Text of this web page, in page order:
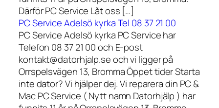
Därför PC Service Låt oss […]
PC Service Adelsö kyrka Tel 08 37 21 00
PC Service Adelsö kyrka PC Service har
Telefon 08 37 21 00 och E-post
kontakt@datorhjalp.se och vi ligger på
Orrspelsvägen 13, Bromma Öppet tider Starta
inte dator? Vi hjälper dej. Vi reparera din PC &
Mac PC Service ( Nytt namn Datorhjälp ) har